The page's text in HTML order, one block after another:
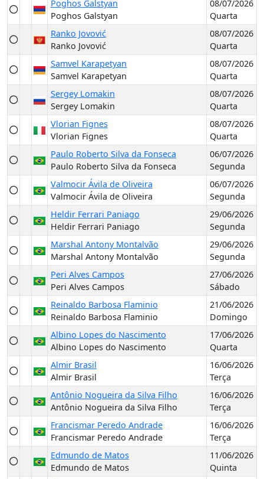
Poghos Galstyan
Poghos Galstyan
08/07/2026
Quarta
Ranko Jovović
Ranko Jovović
08/07/2026
Quarta
Samvel Karapetyan
Samvel Karapetyan
08/07/2026
Quarta
Sergey Lomakin
Sergey Lomakin
08/07/2026
Quarta
Vlorian Fignes
Vlorian Fignes
08/07/2026
Quarta
Paulo Roberto Silva da Fonseca
Paulo Roberto Silva da Fonseca
06/07/2026
Segunda
Valmocir Ávila de Oliveira
Valmocir Ávila de Oliveira
06/07/2026
Segunda
Heldir Ferrari Paniago
Heldir Ferrari Paniago
29/06/2026
Segunda
Marshal Antony Montalvão
Marshal Antony Montalvão
29/06/2026
Segunda
Peri Alves Campos
Peri Alves Campos
27/06/2026
Sábado
Reinaldo Barbosa Flaminio
Reinaldo Barbosa Flaminio
21/06/2026
Domingo
Albino Lopes do Nascimento
Albino Lopes do Nascimento
17/06/2026
Quarta
Almir Brasil
Almir Brasil
16/06/2026
Terça
Antônio Nogueira da Silva Filho
Antônio Nogueira da Silva Filho
16/06/2026
Terça
Francismar Peredo Andrade
Francismar Peredo Andrade
16/06/2026
Terça
Edmundo de Matos
Edmundo de Matos
11/06/2026
Quinta